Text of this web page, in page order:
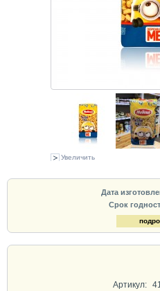
Увеличить
Дата
Срок
Артикул: